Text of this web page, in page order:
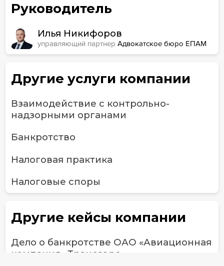
Руководитель
Илья Никифоров
управляющий партнерАдвокатское бюро ЕПАМ
Другие услуги компании
Взаимодействие с контрольно-
надзорными органами
Банкротство
Налоговая практика
Налоговые споры
Другие кейсы компании
Дело о банкротстве ОАО «Авиационная
компания «Трансаэро»